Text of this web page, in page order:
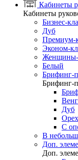
Кабинеты
Кабинеты
Бизнес-
Дуб
Премиум-
Эконом-
Женщины-
Белый
Брифинг-
Брифинг-
Дуб
Орех
С
В
Доп.
Доп.